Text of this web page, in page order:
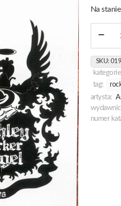
Na stanie
Your
Life
SKU:
tag:
artysta:
numer